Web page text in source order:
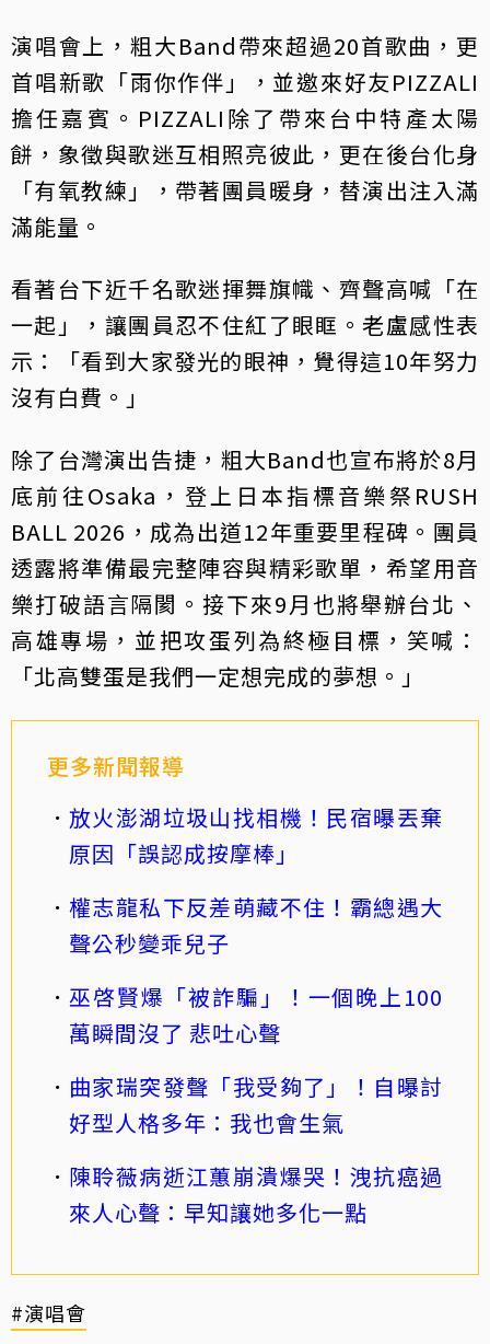
演唱會上，粗大Band帶來超過20首歌曲，更
首唱新歌「雨你作伴」，並邀來好友PIZZALI
擔任嘉賓。PIZZALI除了帶來台中特產太陽
餅，象徵與歌迷互相照亮彼此，更在後台化身
「有氧教練」，帶著團員暖身，替演出注入滿
滿能量。
看著台下近千名歌迷揮舞旗幟、齊聲高喊「在
一起」，讓團員忍不住紅了眼眶。老盧感性表
示：「看到大家發光的眼神，覺得這10年努力
沒有白費。」
除了台灣演出告捷，粗大Band也宣布將於8月
底前往Osaka，登上日本指標音樂祭RUSH
BALL 2026，成為出道12年重要里程碑。團員
透露將準備最完整陣容與精彩歌單，希望用音
樂打破語言隔閡。接下來9月也將舉辦台北、
高雄專場，並把攻蛋列為終極目標，笑喊：
「北高雙蛋是我們一定想完成的夢想。」
更多新聞報導
放火澎湖垃圾山找相機！民宿曝丟棄
原因「誤認成按摩棒」
權志龍私下反差萌藏不住！霸總遇大
聲公秒變乖兒子
巫啓賢爆「被詐騙」！一個晚上100
萬瞬間沒了 悲吐心聲
曲家瑞突發聲「我受夠了」！自曝討
好型人格多年：我也會生氣
陳聆薇病逝江蕙崩潰爆哭！洩抗癌過
來人心聲：早知讓她多化一點
#演唱會